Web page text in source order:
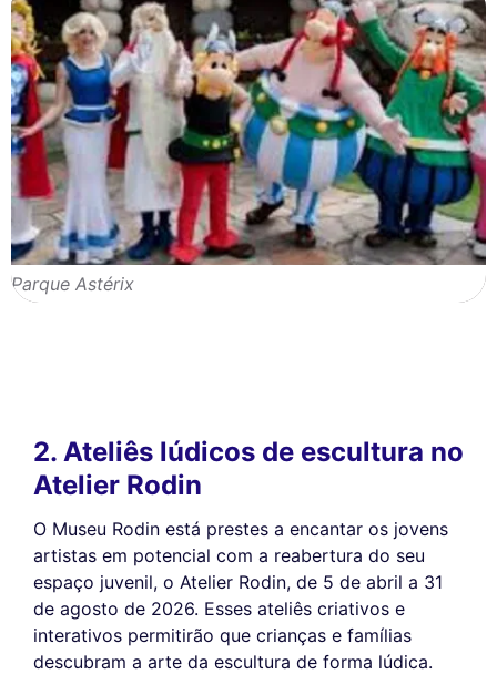
Parque Astérix
2. Ateliês lúdicos de escultura no
Atelier Rodin
O Museu Rodin está prestes a encantar os jovens
artistas em potencial com a reabertura do seu
espaço juvenil, o Atelier Rodin, de 5 de abril a 31
de agosto de 2026. Esses ateliês criativos e
interativos permitirão que crianças e famílias
descubram a arte da escultura de forma lúdica.